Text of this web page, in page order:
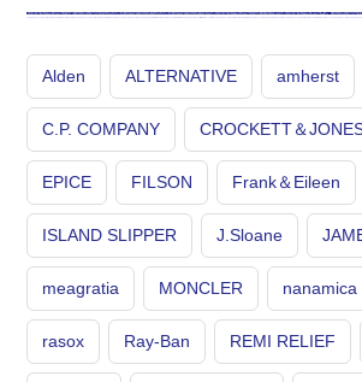
Alden ALTERNATIVE amherst
C.P. COMPANY CROCKETT＆
EPICE FILSON Frank＆Eileen
ISLAND SLIPPER J.Sloane
meagratia MONCLER nanamica
rasox Ray-Ban REMI RELIEF